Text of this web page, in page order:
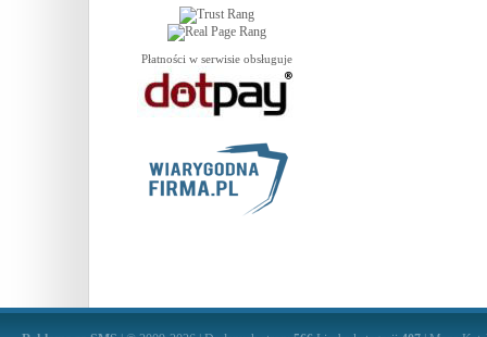
Płatności w serwisie obsługuje